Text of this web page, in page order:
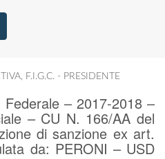
, F.I.G.C. - PRESIDENTE
– 2017-2018 –
– CU N. 166/AA del
di sanzione ex art.
da: PERONI – USD